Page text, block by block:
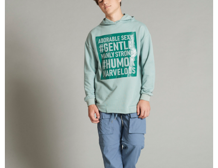
資料（包含姓名、電話或地址）提供予台灣大哥大進項蒐集、處理及利用，
由本公司與您本人進行分期帳單所需資料之確認、核對及更正。
3.完整用戶服務條款，請詳閱以下連結：https://oppay.tw/userRule
每筆NT$100，滿NT$3,000(含以上)免運費